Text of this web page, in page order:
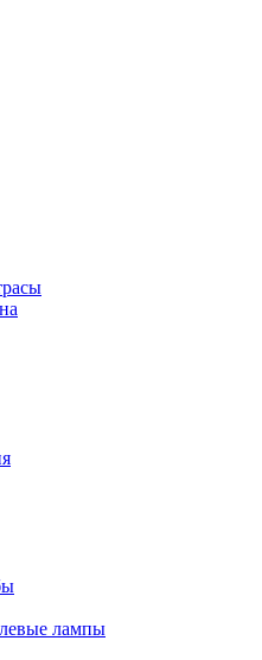
лампы